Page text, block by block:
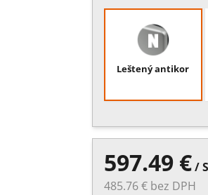
Leštený antikor
597.49 €/
485.76 € bez DPH